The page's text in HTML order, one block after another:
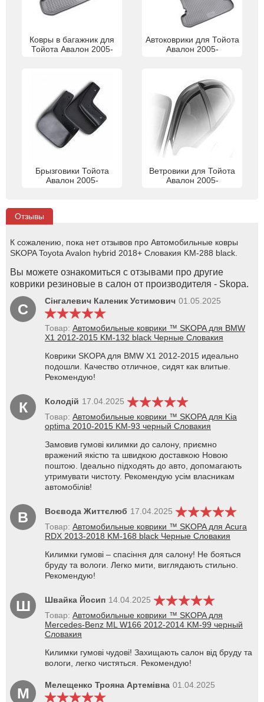
Ковры в багажник для
Тойота Авалон 2005-
Автоковрики для Тойота
Авалон 2005-
Брызговики Тойота
Авалон 2005-
Ветровики для Тойота
Авалон 2005-
Отзывы
К сожалению, пока нет отзывов про Автомобильные ковры
SKOPA Toyota Avalon hybrid 2018+ Словакия KM-288 black.
Вы можете ознакомиться с отзывами про другие
коврики резиновые в салон от производителя - Skopa.
С Сінгалевич Каленик Устимович 01.05.2025
Товар: Автомобильные коврики ™ SKOPA для BMW
X1 2012-2015 KM-132 black Черные Словакия
Коврики SKOPA для BMW X1 2012-2015 идеально
подошли. Качество отличное, сидят как влитые.
Рекомендую!
К Колодій 17.04.2025
Товар: Автомобильные коврики ™ SKOPA для Kia
optima 2010-2015 KM-93 черный Словакия
Замовив гумові килимки до салону, приємно
вражений якістю та швидкою доставкою Новою
поштою. Ідеально підходять до авто, допомагають
утримувати чистоту. Рекомендую усім власникам
автомобілів!
В Воєвода Життєлюб 17.04.2025
Товар: Автомобильные коврики ™ SKOPA для Acura
RDX 2013-2018 KM-168 black Черные Словакия
Килимки гумові – спасіння для салону! Не бояться
бруду та вологи. Легко мити, виглядають стильно.
Рекомендую!
Ш Швайка Йосип 14.04.2025
Товар: Автомобильные коврики ™ SKOPA для
Mercedes-Benz ML W166 2012-2014 KM-99 черный
Словакия
Килимки гумові чудові! Захищають салон від бруду та
вологи, легко чистяться. Рекомендую!
М Мелещенко Трояна Артемівна 01.04.2025